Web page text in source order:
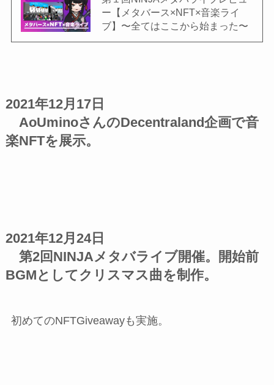
ー【メタバース×NFT×音楽ライ
ブ】〜全てはここから始まった〜
2021年12月17日
AoUminoさんのDecentraland企画で音
楽NFTを展示。
2021年12月24日
第2回NINJAメタバライブ開催。開始前
BGMとしてクリスマス曲を制作。
初めてのNFTGiveawayも実施。